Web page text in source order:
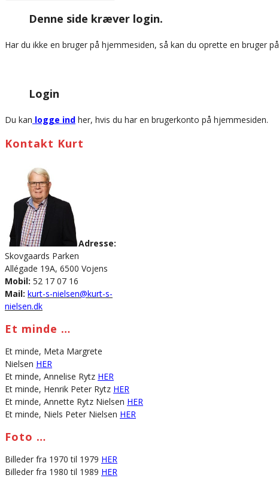
websiteDenne side kræver login.
Har du ikke en bruger på hjemmesiden, så kan du oprette en bruger på
Login
Du kan logge ind her, hvis du har en brugerkonto på hjemmesiden.
Kontakt Kurt
Adresse:
Skovgaards Parken
Allégade 19A, 6500 Vojens
Mobil: 52 17 07 16
Mail: kurt-s-nielsen@kurt-s-
nielsen.dk
Et minde …
Et minde, Meta Margrete
Nielsen HER
Et minde, Annelise Rytz HER
Et minde, Henrik Peter Rytz HER
Et minde, Annette Rytz Nielsen HER
Et minde, Niels Peter Nielsen HER
Foto …
Billeder fra 1970 til 1979 HER
Billeder fra 1980 til 1989 HER